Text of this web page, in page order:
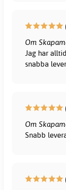
Om
Jag har
snabba
Om
Snabb